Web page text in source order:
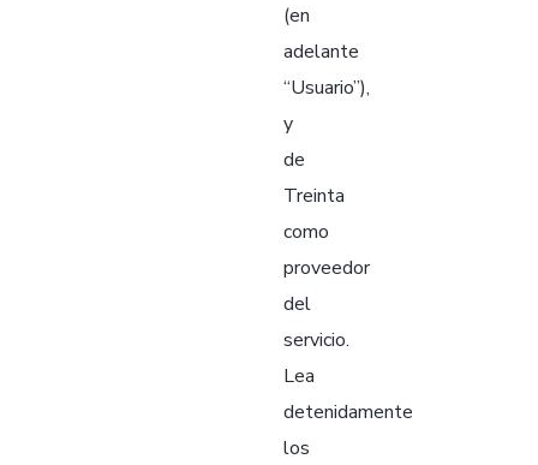
(en
adelante
“Usuario”),
y
de
Treinta
como
proveedor
del
servicio.
Lea
detenidamente
los